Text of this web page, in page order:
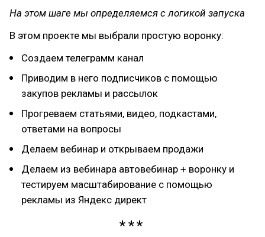
На этом шаге мы определяемся с логикой запуска
В этом проекте мы выбрали простую воронку:
Создаем телеграмм канал
Приводим в него подписчиков с помощью
закупов рекламы и рассылок
Прогреваем статьями, видео, подкастами,
ответами на вопросы
Делаем вебинар и открываем продажи
Делаем из вебинара автовебинар + воронку и
тестируем масштабирование с помощью
рекламы из Яндекс директ